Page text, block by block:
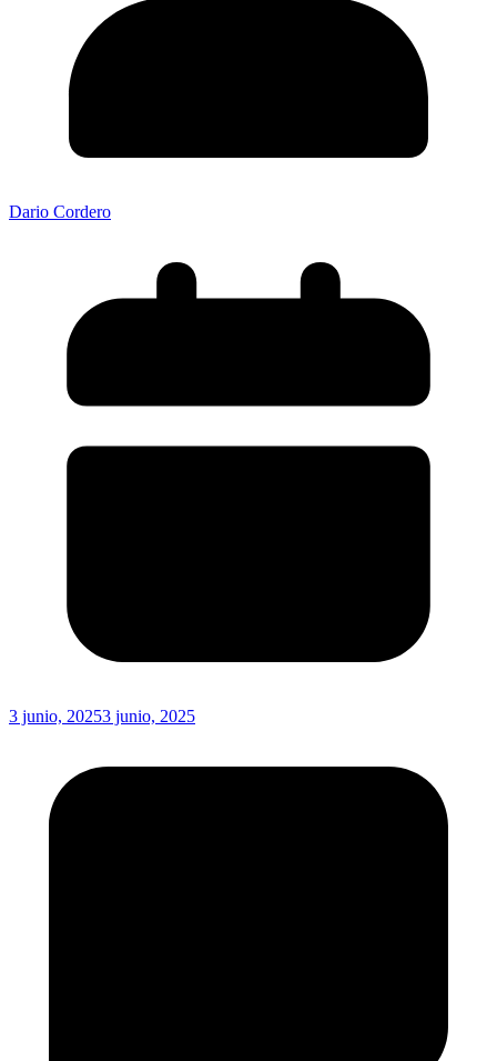
Dario Cordero
3 junio, 20253 junio, 2025